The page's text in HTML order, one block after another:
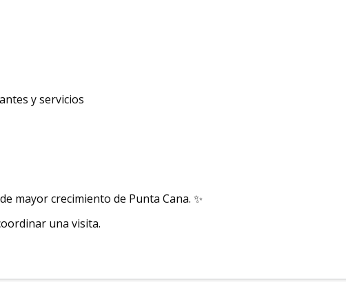
y servicios
mayor crecimiento de Punta Cana. ✨
una visita.